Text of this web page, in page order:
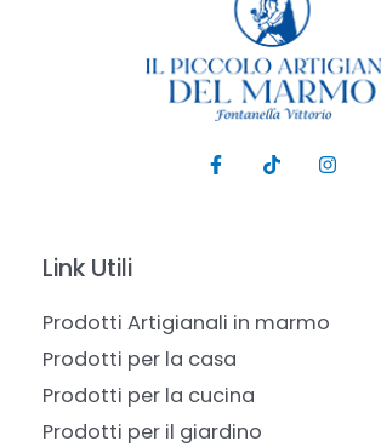
Link Utili
Prodotti Artigianali in marmo
Prodotti per la casa
Prodotti per la cucina
Prodotti per il giardino